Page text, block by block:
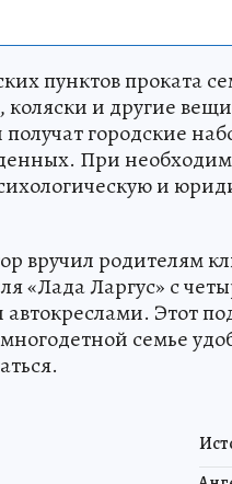
пунктов проката
коляски и другие
городские
При
и
вручил родителям
«Лада Ларгус» с
Этот
семье